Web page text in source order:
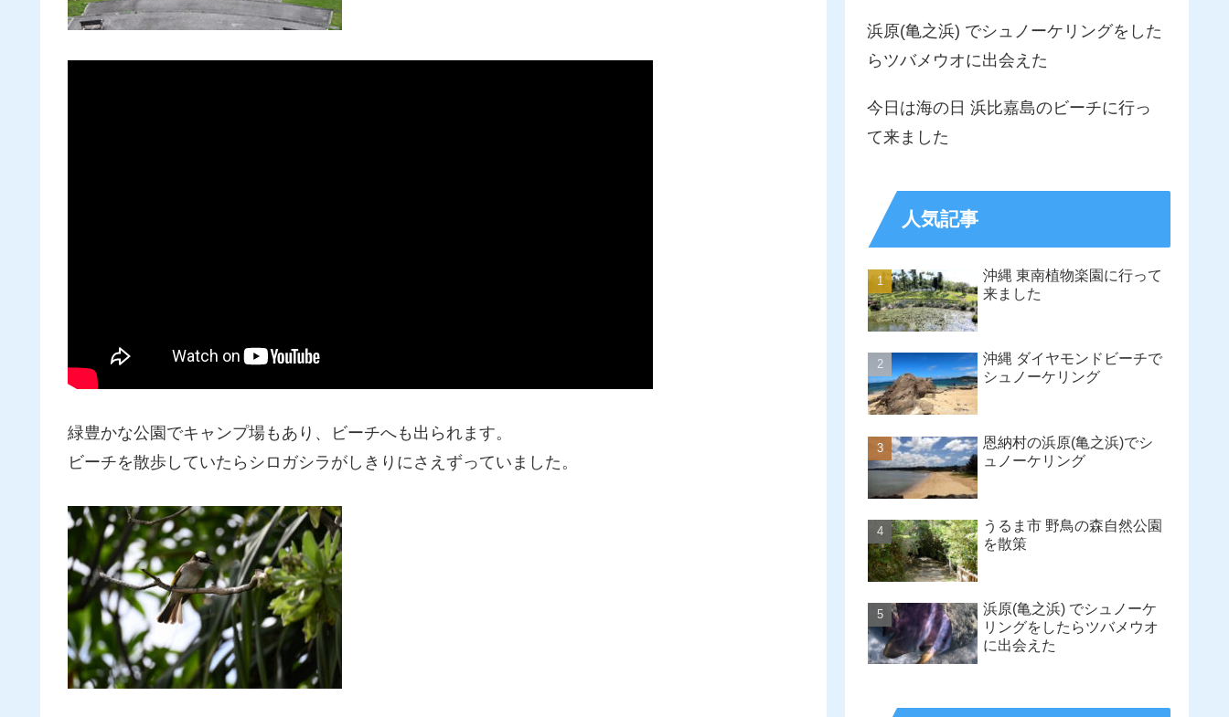
緑豊かな公園でキャンプ場もあり、ビーチへも出られます。
ビーチを散歩していたらシロガシラがしきりにさえずっていました。
浜原(亀之浜) でシュノーケリングをした
らツバメウオに出会えた
今日は海の日 浜比嘉島のビーチに行っ
て来ました
人気記事
沖縄 東南植物楽園に行って
来ました
沖縄 ダイヤモンドビーチで
シュノーケリング
恩納村の浜原(亀之浜)でシ
ュノーケリング
うるま市 野鳥の森自然公園
を散策
浜原(亀之浜) でシュノーケ
リングをしたらツバメウオ
に出会えた